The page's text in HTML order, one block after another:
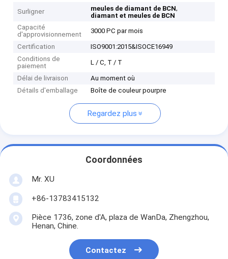
Surligner meules de diamant de BCN,
diamant et meules de BCN
Capacité
d'approvisionnement
3000 PC par mois
Certification
ISO9001:2015&ISOCE16949
Conditions de
paiement
L / C, T / T
Délai de livraison
Au moment où
Détails d'emballage
Boîte de couleur pourpre
Regardez plus
Coordonnées
Mr. XU
+86-13783415132
Pièce 1736, zone d'A, plaza de WanDa, Zhengzhou,
Henan, Chine.
Contactez